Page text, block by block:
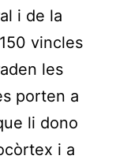
i de la
vincles
les
porten a
li dono
i a